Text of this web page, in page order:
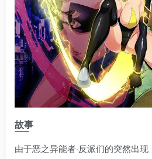
故事
由于恶之异能者·反派们的突然出现